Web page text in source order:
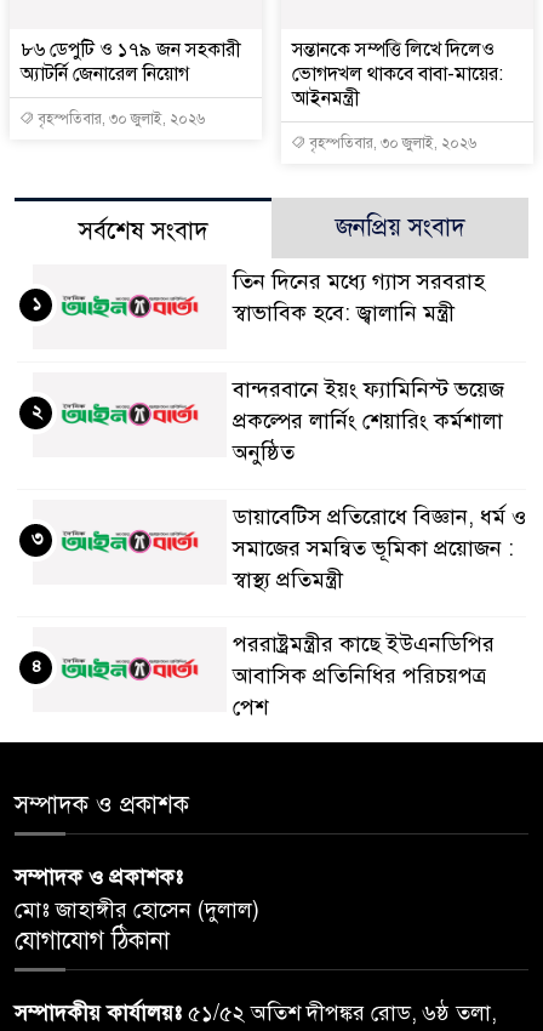
৮৬ ডেপুটি ও ১৭৯ জন সহকারী
অ্যাটর্নি জেনারেল নিয়োগ
বৃহস্পতিবার, ৩০ জুলাই, ২০২৬
সন্তানকে সম্পত্তি লিখে দিলেও
ভোগদখল থাকবে বাবা-মায়ের:
আইনমন্ত্রী
বৃহস্পতিবার, ৩০ জুলাই, ২০২৬
সর্বশেষ সংবাদ জনপ্রিয় সংবাদ
তিন দিনের মধ্যে গ্যাস সরবরাহ
স্বাভাবিক হবে: জ্বালানি মন্ত্রী
১
বান্দরবানে ইয়ং ফ্যামিনিস্ট ভয়েজ
প্রকল্পের লার্নিং শেয়ারিং কর্মশালা
অনুষ্ঠিত
২
ডায়াবেটিস প্রতিরোধে বিজ্ঞান, ধর্ম ও
সমাজের সমন্বিত ভূমিকা প্রয়োজন :
স্বাস্থ্য প্রতিমন্ত্রী
৩
পররাষ্ট্রমন্ত্রীর কা‌ছে ইউএনডিপির
আবাসিক প্রতিনিধির পরিচয়পত্র
পেশ
৪
৫
ঝড়বৃষ্টির পূর্বাভাস
৬
অনুশ্রীর, মিলল হারমোনিয়াম
৭
সম্পাদক ও প্রকাশক
সম্পাদক ও প্রকাশকঃ
মোঃ জাহাঙ্গীর হোসেন (দুলাল)
যোগাযোগ ঠিকানা
সম্পাদকীয় কার্যালয়ঃ ৫১/৫২ অতিশ দীপঙ্কর রোড, ৬ষ্ঠ তলা,